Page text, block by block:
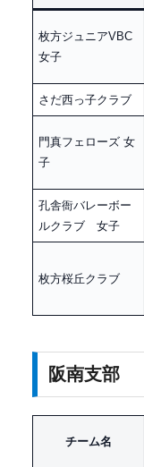
枚方ジュニアVBC
女子
さだ西っ子クラブ
門真フェローズ 女
子
孔舎衙バレーボー
ルクラブ 女子
枚方桜丘クラブ
阪南支部
チーム名